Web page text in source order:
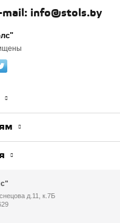
info@stols.by
д.11, к.7Б